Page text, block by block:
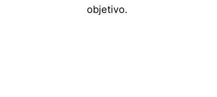
objetivo.